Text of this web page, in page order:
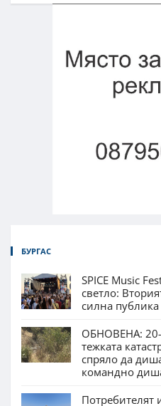
БУРГАС
SPICE Music
светло:
силна публика
ОБНОВЕНА:
тежката
спряло да
командно
Потребителят